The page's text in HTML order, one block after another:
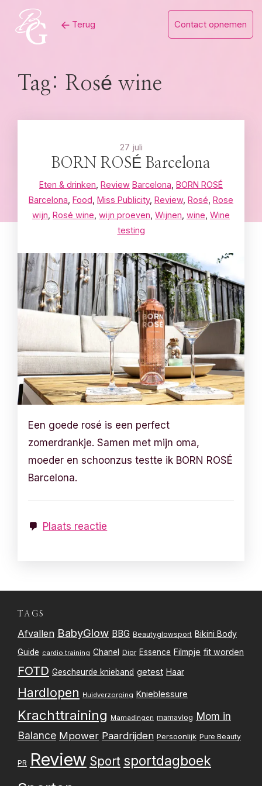
content
Terug Contact opnemen
Tag: Rosé wine
27 juli
BORN ROSÉ Barcelona
Eten & drinken Review Barcelona BORN ROSÉ
Barcelona Food Miss Publicity, Review, Rosé Rose
wijn Rosé wine wijn proeven Wijnen wine Wine
testing
Een goede rosé is een perfect
zomerdrankje. Samen met mijn oma,
moeder en schoonzus testte ik BORN ROSÉ
Barcelona.
Plaats reactie
TAGS
Afvallen BabyGlow BBG Beautyglowsport Bikini Body
Guide cardio training Chanel Dior Essence Filmpje fit worden
FOTD Gescheurde knieband getest Haar
Hardlopen Huidverzorging Knieblessure
Krachttraining Mamadingen mamavlog Mom in
Balance Mpower Paardrijden Persoonlijk Pure Beauty
PR Review Sport sportdagboek